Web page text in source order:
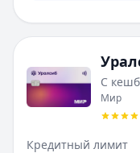
С
Мир
Кредитный лимит